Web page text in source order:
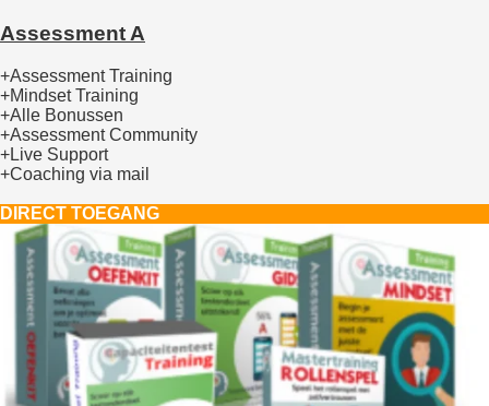
Assessment A
+Assessment Training
+Mindset Training
+Alle Bonussen
+Assessment Community
+Live Support
+Coaching via mail
DIRECT TOEGANG